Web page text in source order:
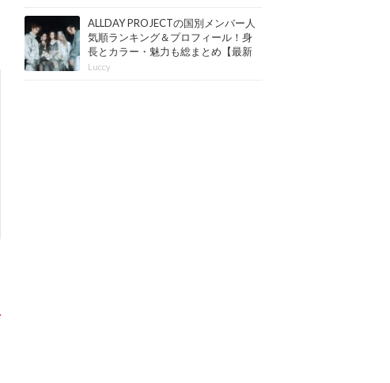
ALLDAY PROJECTの国別メンバー人
気順ランキング＆プロフィール！身
長とカラー・魅力も総まとめ【最新
版】
Luccy